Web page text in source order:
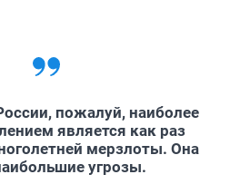
пожалуй, наиболее
является как раз
мерзлоты. Она
угрозы.